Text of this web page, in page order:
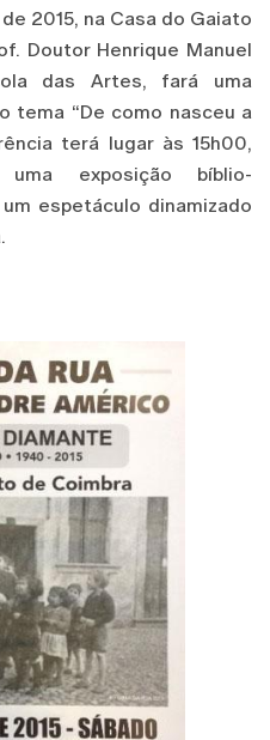
2015, na Casa do Gaiato
Doutor Henrique Manuel
das Artes, fará uma
tema “De como nasceu a
terá lugar às 15h00,
exposição bíblio-
espetáculo dinamizado